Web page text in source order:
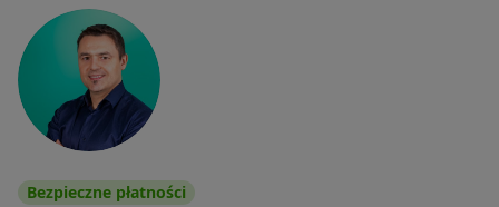
Bezpieczne płatności